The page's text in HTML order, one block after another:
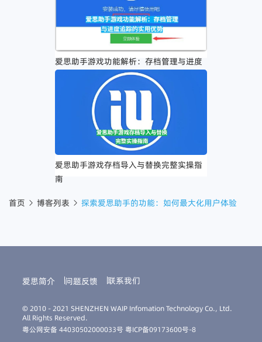
爱思助手游戏功能解析：存档管理与进度
追踪的实用优势
爱思助手游戏存档导入与替换完整实操指
南
首页 博客列表 探索爱思助手的功能：如何最大化用户体验
爱思简介 问题反馈 联系我们
© 2010 - 2021 SHENZHEN WAIP Infomation Technology Co., Ltd.
All Rights Reserved.
粤公网安备 44030502000033号粤ICP备09173600号-8